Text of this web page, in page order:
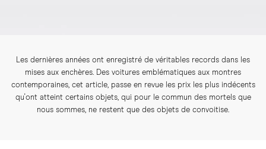
Les dernières années ont enregistré de véritables records dans les
mises aux enchères. Des voitures emblématiques aux montres
contemporaines, cet article, passe en revue les prix les plus indécents
qu'ont atteint certains objets, qui pour le commun des mortels que
nous sommes, ne restent que des objets de convoitise.